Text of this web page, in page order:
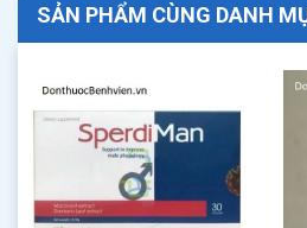
SẢN PHẨM CÙNG DANH